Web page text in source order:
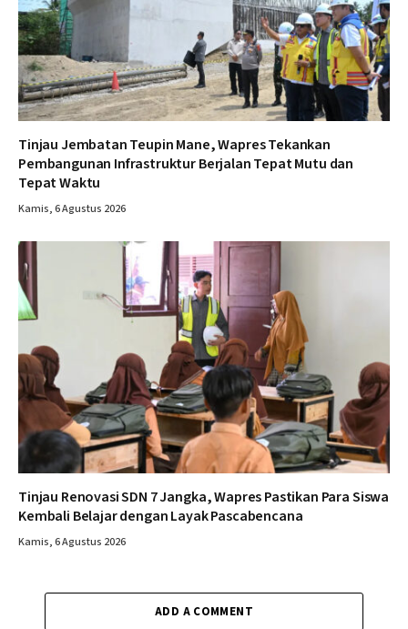
Tinjau Jembatan Teupin Mane, Wapres Tekankan
Pembangunan Infrastruktur Berjalan Tepat Mutu dan
Tepat Waktu
Kamis, 6 Agustus 2026
Tinjau Renovasi SDN 7 Jangka, Wapres Pastikan Para Siswa
Kembali Belajar dengan Layak Pascabencana
Kamis, 6 Agustus 2026
ADD A COMMENT